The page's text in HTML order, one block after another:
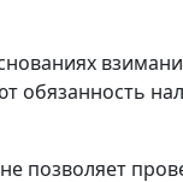
обязанность
позволяет